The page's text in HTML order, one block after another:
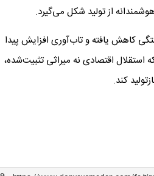
از تولید شکل می‌گیرد.
کاهش یافته و تاب‌آوری افزایش پیدا
اقتصادی نه میراثی تثبیت‌شده،
کند.